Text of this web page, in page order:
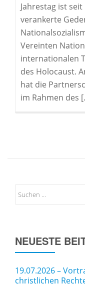
Jahrestag ist
verankerte
Vereinten
internationalen
des Holocaust.
hat die
im Rahmen des
NEUESTE
19.07.2026 –
christlichen